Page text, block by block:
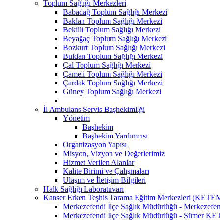
Toplum Sağlığı Merkezleri
Babadağ Toplum Sağlığı Merkezi
Baklan Toplum Sağlığı Merkezi
Bekilli Toplum Sağlığı Merkezi
Beyağaç Toplum Sağlığı Merkezi
Bozkurt Toplum Sağlığı Merkezi
Buldan Toplum Sağlığı Merkezi
Çal Toplum Sağlığı Merkezi
Çameli Toplum Sağlığı Merkezi
Çardak Toplum Sağlığı Merkezi
Güney Toplum Sağlığı Merkezi
İl Ambulans Servis Başhekimliği
Yönetim
Başhekim
Başhekim Yardımcısı
Organizasyon Yapısı
Misyon, Vizyon ve Değerlerimiz
Hizmet Verilen Alanlar
Kalite Birimi ve Çalışmaları
Ulaşım ve İletişim Bilgileri
Halk Sağlığı Laboratuvarı
Kanser Erken Teşhis Tarama Eğitim Merkezleri
Merkezefendi İlçe Sağlık Müdürlüğü -
Merkezefendi İlçe Sağlık Müdürlüğü - Sümer